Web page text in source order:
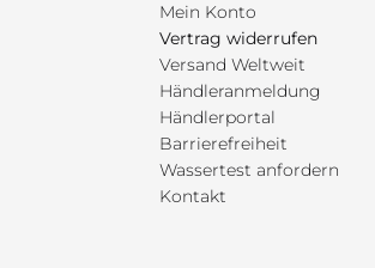
Mein Konto
Vertrag widerrufen
Versand Weltweit
Händleranmeldung
Händlerportal
Barrierefreiheit
Wassertest anfordern
Kontakt